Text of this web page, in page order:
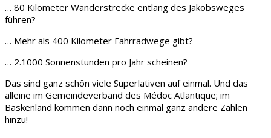
… 80 Kilometer Wanderstrecke entlang des Jakobsweges
führen?
… Mehr als 400 Kilometer Fahrradwege gibt?
… 2.1000 Sonnenstunden pro Jahr scheinen?
Das sind ganz schön viele Superlativen auf einmal. Und das
alleine im Gemeindeverband des Médoc Atlantique; im
Baskenland kommen dann noch einmal ganz andere Zahlen
hinzu!